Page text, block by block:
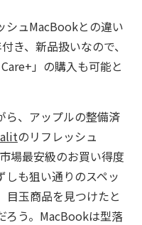
シュMacBookとの違い
き、新品扱いなので、
」の購入も可能と
、アップルの整備済
のリフレッシュ
場最安級のお買い得度
しも狙い通りのスペッ
目玉商品を見つけたと
ろう。MacBookは型落